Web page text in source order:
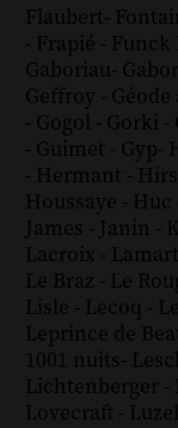
Flaubert-
- Frapié - Funck
Gaboriau-
Geffroy - Géode
- Gogol - Gorki -
- Guimet - Gyp-
- Hermant -
Houssaye - Huc
James - Janin -
Lacroix -
Le Braz - Le
Lisle - Lecoq -
Leprince de
1001 nuits-
Lichtenberger -
Lovecraft - Luzel